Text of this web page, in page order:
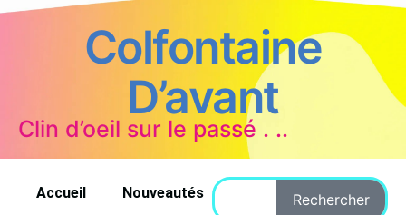
Colfontaine
D’avant
Clin d’oeil sur le passé . ..
Accueil
Nouveautés
Rechercher